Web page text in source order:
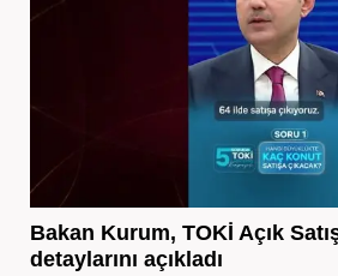
Bakan Kurum, TOKİ Açık
detaylarını açıkladı